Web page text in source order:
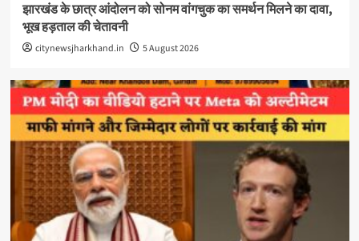
झारखंड के छात्र आंदोलन को सोनम वांगचुक का समर्थन मिलने का दावा,
भूख हड़ताल की चेतावनी
citynewsjharkhand.in 5 August 2026